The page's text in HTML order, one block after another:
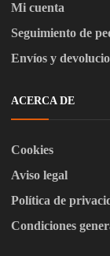
Mi cuenta
Seguimiento de
Envíos y
ACERCA DE
Cookies
Aviso legal
Política de
Condiciones